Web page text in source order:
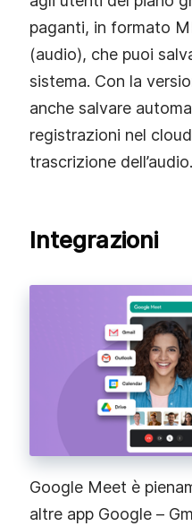
paganti, in formato
(audio), che puoi
sistema. Con la
anche salvare
registrazioni nel
trascrizione dell’audio.
Integrazioni
Google Meet è
altre app Google –